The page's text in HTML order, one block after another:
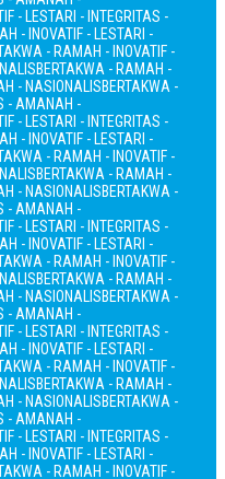
- LESTARI - INTEGRITAS -
- INOVATIF - LESTARI -
- RAMAH - INOVATIF -
BERTAKWA - RAMAH -
- NASIONALISBERTAKWA -
- AMANAH -
- LESTARI - INTEGRITAS -
- INOVATIF - LESTARI -
- RAMAH - INOVATIF -
BERTAKWA - RAMAH -
- NASIONALISBERTAKWA -
- AMANAH -
- LESTARI - INTEGRITAS -
- INOVATIF - LESTARI -
- RAMAH - INOVATIF -
BERTAKWA - RAMAH -
- NASIONALISBERTAKWA -
- AMANAH -
- LESTARI - INTEGRITAS -
- INOVATIF - LESTARI -
- RAMAH - INOVATIF -
BERTAKWA - RAMAH -
- NASIONALISBERTAKWA -
- AMANAH -
- LESTARI - INTEGRITAS -
- INOVATIF - LESTARI -
- RAMAH - INOVATIF -